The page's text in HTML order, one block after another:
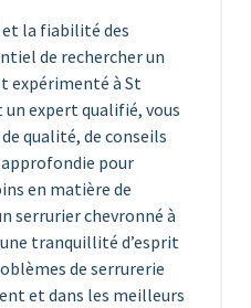
la fiabilité des
de rechercher un
expérimenté à St
un expert qualifié, vous
qualité, de conseils
approfondie pour
en matière de
serrurier chevronné à
tranquillité d’esprit
de serrurerie
et dans les meilleurs